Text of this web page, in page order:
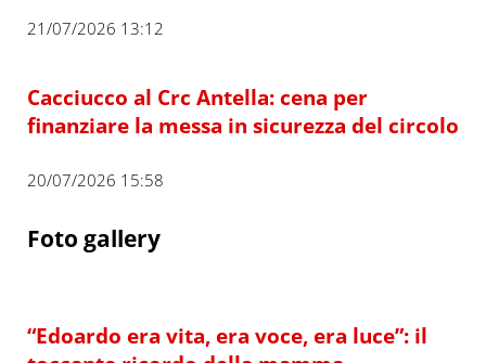
21/07/2026 13:12
Cacciucco al Crc Antella: cena per
finanziare la messa in sicurezza del circolo
20/07/2026 15:58
Foto gallery
“Edoardo era vita, era voce, era luce”: il